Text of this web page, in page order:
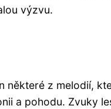
výzvu.
z melodií,
a pohodu. Zvuky